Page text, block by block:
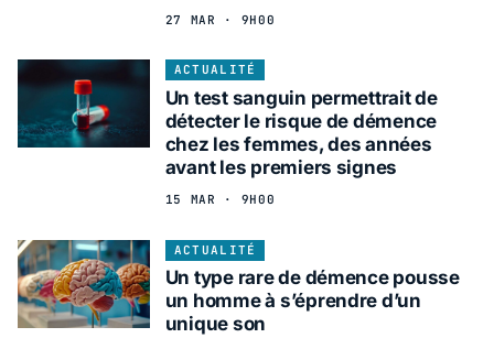
27 MAR · 9H00
ACTUALITÉ
Un test sanguin permettrait de
détecter le risque de démence
chez les femmes, des années
avant les premiers signes
15 MAR · 9H00
ACTUALITÉ
Un type rare de démence pousse
un homme à s’éprendre d’un
unique son